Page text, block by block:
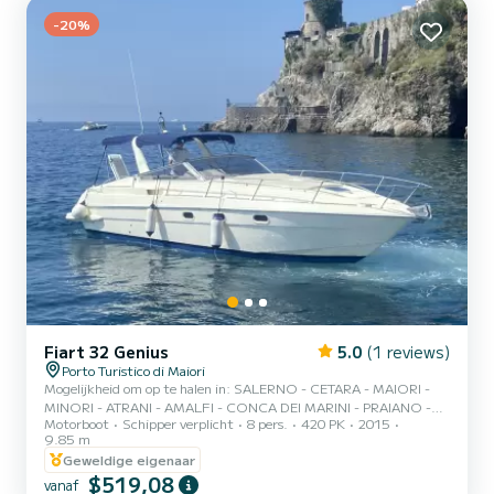
te bezoeken; uiteindelijk komen we aan in Maiori waar we de
Pandora-grot zullen vinden. Vanaf hier veran...
-20%
Fiart 32 Genius 5.0 (1 reviews)
Porto Turistico di Maiori
Mogelijkheid om op te halen in: SALERNO - CETARA - MAIORI -
MINORI - ATRANI - AMALFI - CONCA DEI MARINI - PRAIANO -
POSITANO - NERANO - CAPRI. *ALL-INCLUSIVE FORM* Onze
"All-inclusive" formule biedt onze gasten alle volgende services: -
Schipdiensten; -Drankjes en snacks; -Softdrank; -Prosecco en
limoncello; -Snorkelmaskers; -Aperitief; -Fruit; -Handdoeken. +
Motorboot Schipper verplicht 8 pers. 420 PK
2015
9.85 m
Geweldige eigenaar
vanaf $519,08